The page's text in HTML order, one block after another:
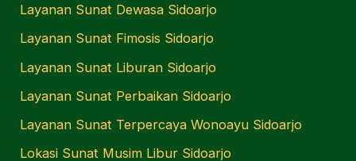
Layanan Sunat Dewasa Sidoarjo
Layanan Sunat Fimosis Sidoarjo
Layanan Sunat Liburan Sidoarjo
Layanan Sunat Perbaikan Sidoarjo
Layanan Sunat Terpercaya Wonoayu Sidoarjo
Lokasi Sunat Musim Libur Sidoarjo